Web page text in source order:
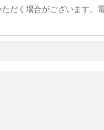
だく場合がございます。